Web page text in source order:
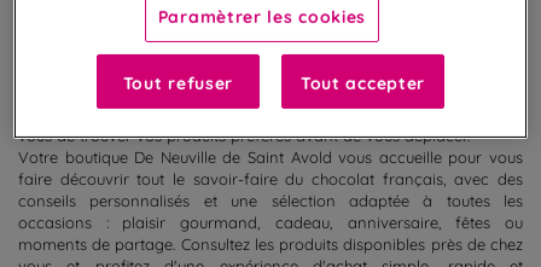
Découvrez la sélection de chocolats actuellement disponibles dans
votre boutique De Neuville de Saint Avold. Retrouvez en magasin nos
créations gourmandes prêtes à être dégustées ou offertes. Grâce à
la consultation des disponibilités, préparez votre visite et assurez-
vous de trouver vos produits préférés avant de vous déplacer.
Votre boutique De Neuville de Saint Avold vous accueille pour vous
faire découvrir tout le savoir-faire du chocolat français, avec des
conseils personnalisés et une sélection adaptée à toutes les
occasions : plaisir gourmand, cadeau, anniversaire, fêtes ou
moments de partage. Consultez les produits disponibles près de chez
Paramètrer les cookies
Tout refuser Tout accepter